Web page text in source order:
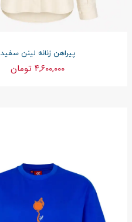
پیراهن زنانه لینن سفید
۴,۶۰۰,۰۰۰ تومان